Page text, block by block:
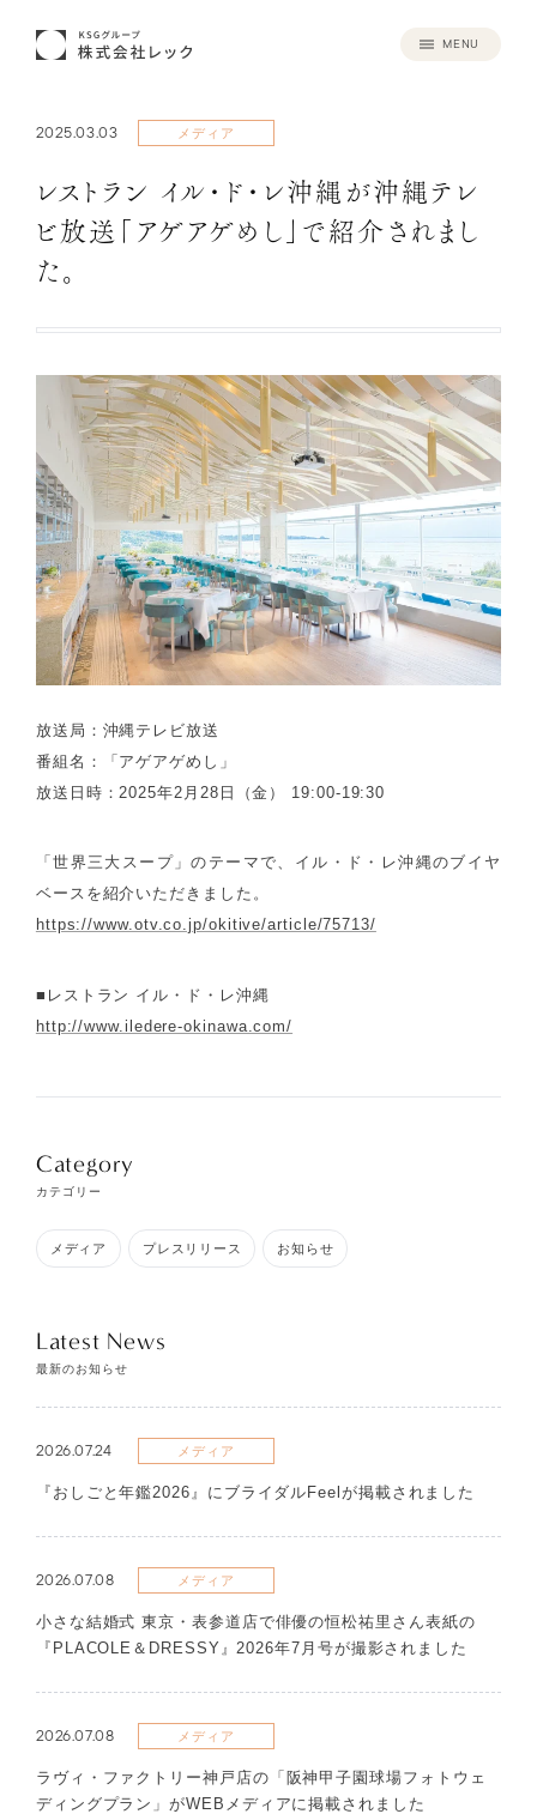
MENU
2025.03.03 メディア
レストラン イル・ド・レ沖縄が沖縄テレ
ビ放送「アゲアゲめし」で紹介されまし
た。
放送局：沖縄テレビ放送
番組名：「アゲアゲめし」
放送日時：2025年2月28日（金） 19:00-19:30
「世界三大スープ」のテーマで、イル・ド・レ沖縄のブイヤ
ベースを紹介いただきました。
https://www.otv.co.jp/okitive/article/75713/
■レストラン イル・ド・レ沖縄
http://www.iledere-okinawa.com/
Category
カテゴリー
メディア プレスリリース お知らせ
Latest News
最新のお知らせ
2026.07.24 メディア
『おしごと年鑑2026』にブライダルFeelが掲載されました
2026.07.08 メディア
​小さな結婚式 東京・表参道店で俳優の恒松祐里さん表紙の
『PLACOLE＆DRESSY』2026年7月号が撮影されました
2026.07.08 メディア
ラヴィ・ファクトリー神戸店の「阪神甲子園球場フォトウェ
ディングプラン」がWEBメディアに掲載されました